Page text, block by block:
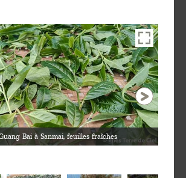
Bai à Sanmai, feuilles fraîches